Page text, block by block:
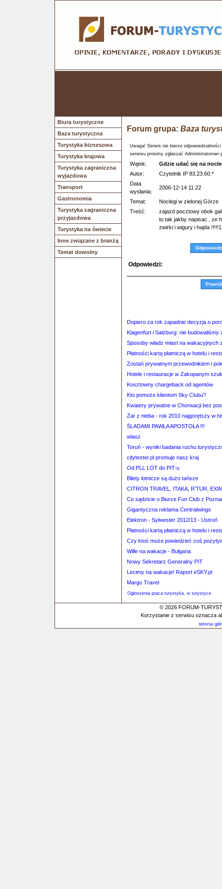
Biura turystyczne
Baza turystyczna
Turystyka biznesowa
Turystyka krajowa
Turystyka zagraniczna
wyjazdowa
Transport
Gastronomia
Turystyka zagraniczna
przyjazdowa
Turystyka na świecie
Inne związane z branżą
Temat dowolny
Forum grupa: Baza
Uwaga! Serwis nie bierze
serwisu prosimy zgłaszać Administratorowi
Wątek:
Gdzie udać się na
Autor:
Czytelnik IP 83.23.60.*
Data
wysłania:
2006-12-14 11:22
Temat:
Noclegi w zielonej Górze
Treść:
zajazd pocztowy obok
to tak jakby napisac , ze
zwirki i wigury i hajda !!!!!1
Odpowiedz
Odpowiedzi:
Dopiero za rok zapadnie decyzja o
Klagenfurt i Salzburg: nie
Sposoby władz miast na wakacyjnych
Płatności kartą płatniczą w hotelu i
Zostań prywatnym przewodnikiem i
Hotele i restauracje w Zakopanym
Kosztowny chargeback od agentów
Kto pomoże klientom Sky Clubu?
Kwatery prywatne w Chorwacji bez
Żar z nieba - rok 2010 najgorętszy w
ŚLADAMI PAWŁA APOSTOŁA !!!
wlasz
Toruń - wyniki badania ruchu
citytester.pl promuje nasz kraj
Od PLL LOT do PIT-u
Bilety lotnicze są dużo tańsze
CITRON TRAVEL, ITAKA, R'TUR,
Co sądzicie o Biurze Fun Club z
Gigantyczna reklama Centralwings
Elektron - Sylwester 2012/13 - Ustroń
Płatności kartą płatniczą w hotelu i
Czy ktoś może powiedzieć coś
Wille na wakacje - Bułgaria
Nowy Sekretarz Generalny PIT
Lecimy na wakacje! Raport eSKY.pl
Margo Travel
Ogłoszenia praca turystyka, w turystyce
© 2026 FORUM-
Korzystanie z serwisu oznacza
strona